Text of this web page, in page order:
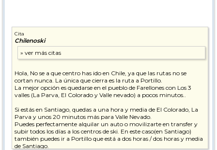
Cita
Chilenoski
Hola, No se a que centro has ido en Chile, ya que las rutas no se
cortan nunca. La única que cierra es la ruta a Portillo.
La mejor opción es quedarse en el pueblo de Farellones con Los 3
valles (La Parva, El Colorado y Valle nevado) a pocos minutos..
Si estás en Santiago, quedas a una hora y media de El Colorado, La
Parva y unos 20 minutos más para Valle Nevado.
Puedes perfectamente alquilar un auto o movilizarte en transfer y
subir todos los días a los centros de ski. En este caso(en Santiago)
también puedes ir a Portillo que está a dos horas / dos horas y media
de Santiago.